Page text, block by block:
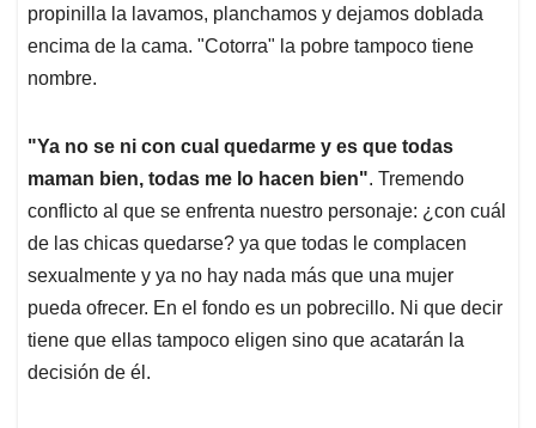
propinilla la lavamos, planchamos y dejamos doblada
encima de la cama. "Cotorra" la pobre tampoco tiene
nombre.
"Ya no se ni con cual quedarme y es que todas
maman bien, todas me lo hacen bien". Tremendo
conflicto al que se enfrenta nuestro personaje: ¿con cuál
de las chicas quedarse? ya que todas le complacen
sexualmente y ya no hay nada más que una mujer
pueda ofrecer. En el fondo es un pobrecillo. Ni que decir
tiene que ellas tampoco eligen sino que acatarán la
decisión de él.